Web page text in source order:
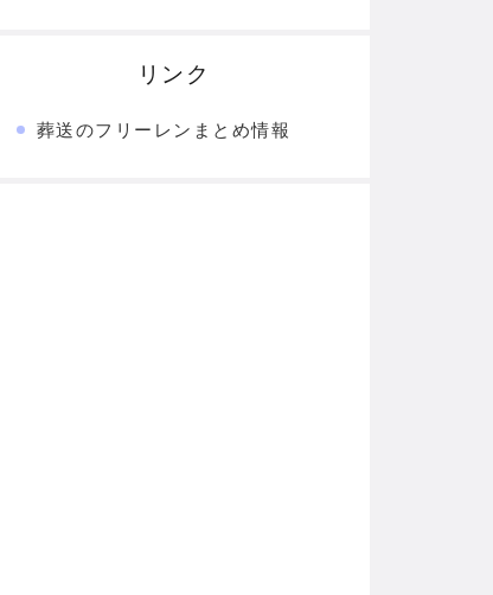
リンク
葬送のフリーレンまとめ情報